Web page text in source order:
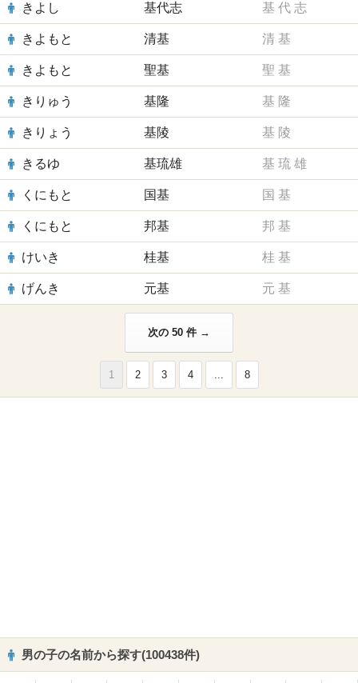
きよし 基代志 基 代 志
きよもと 清基 清 基
きよもと 聖基 聖 基
きりゅう 基隆 基 隆
きりょう 基陵 基 陵
きるゆ 基琉雄 基 琉 雄
くにもと 国基 国 基
くにもと 邦基 邦 基
けいき 桂基 桂 基
げんき 元基 元 基
次の 50 件 →
1 2 3 4 ... 8
男の子の名前から探す(100438件)